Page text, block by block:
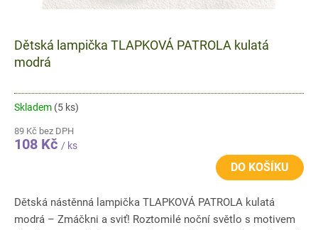
Dětská lampička TLAPKOVÁ PATROLA kulatá
modrá
Skladem (5 ks)
89 Kč bez DPH
108 Kč / ks
DO KOŠÍKU
Dětská nástěnná lampička TLAPKOVÁ PATROLA kulatá
modrá – Zmáčkni a sviť! Roztomilé noční světlo s motivem